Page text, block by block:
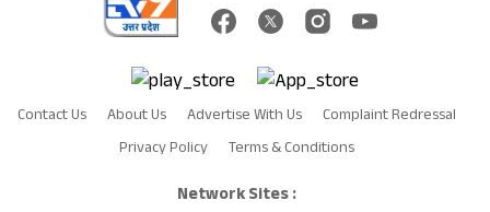
Contact Us About Us Advertise With Us
Complaint Redressal
Privacy Policy
Terms & Conditions
Network Sites :